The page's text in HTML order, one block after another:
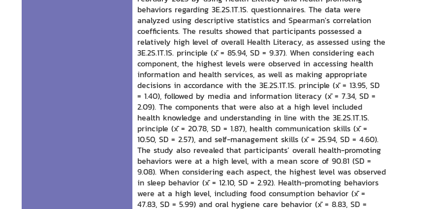
behaviors regarding 3E.2S.1T.1S. questionnaires. The data were
analyzed using descriptive statistics and Spearman's correlation
coefficients. The results showed that participants possessed a
relatively high level of overall Health Literacy, as assessed using the
3E.2S.1T.1S. principle (x̄ = 85.94, SD = 9.37). When considering each
component, the highest levels were observed in accessing health
information and health services, as well as making appropriate
decisions in accordance with the 3E.2S.1T.1S. principle (x̄ = 13.95, SD
= 1.40), followed by media and information literacy (x̄ = 7.34, SD =
2.09). The components that were also at a high level included
health knowledge and understanding in line with the 3E.2S.1T.1S.
principle (x̄ = 20.78, SD = 1.87), health communication skills (x̄ =
10.50, SD = 2.57), and self-management skills (x̄ = 25.94, SD = 4.60).
The study also revealed that participants’ overall health-promoting
behaviors were at a high level, with a mean score of 90.81 (SD =
9.08). When considering each aspect, the highest level was observed
in sleep behavior (x̄ = 12.10, SD = 2.92). Health-promoting behaviors
were at a high level, including food consumption behavior (x̄ =
47.83, SD = 5.99) and oral hygiene care behavior (x̄ = 8.83, SD =